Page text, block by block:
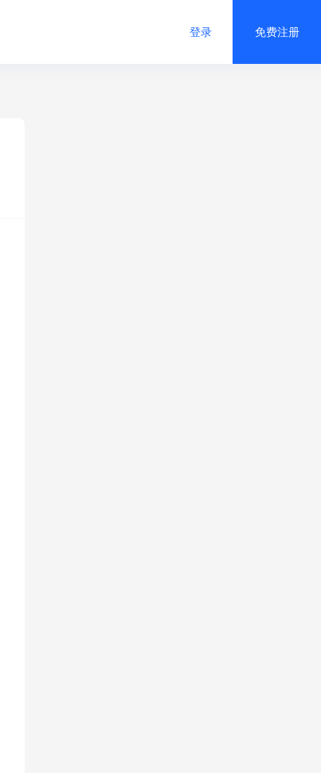
登录 免费注册